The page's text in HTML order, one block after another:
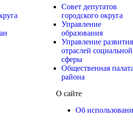
Совет депутатов
городского округа
Управление
образования
Управление развития
отраслей социальной
сферы
Общественная
района
О сайте
Об